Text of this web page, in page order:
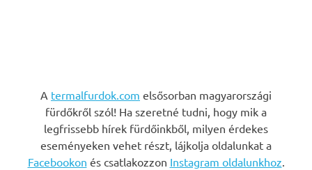
A termalfurdok.com elsősorban magyarországi
fürdőkről szól! Ha szeretné tudni, hogy mik a
legfrissebb hírek fürdőinkből, milyen érdekes
eseményeken vehet részt, lájkolja oldalunkat a
Facebookon és csatlakozzon Instagram oldalunkhoz.